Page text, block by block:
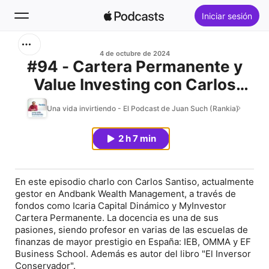
Iniciar sesión
Inicio
Novedades
4 de octubre de 2024
#94 - Cartera Permanente y
Value Investing con Carlos
Santiso
Una vida invirtiendo - El Podcast de Juan Such (Rankia)
2 h 7 min
En este episodio charlo con Carlos Santiso, actualmente
gestor en Andbank Wealth Management, a través de
fondos como Icaria Capital Dinámico y MyInvestor
Cartera Permanente. La docencia es una de sus
pasiones, siendo profesor en varias de las escuelas de
finanzas de mayor prestigio en España: IEB, OMMA y EF
Business School. Además es autor del libro "El Inversor
Conservador".